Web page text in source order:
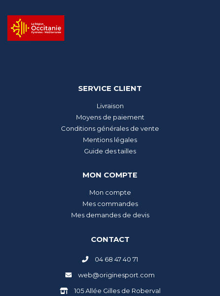
SERVICE CLIENT
Livraison
Moyens de paiement
Conditions générales de vente
Mentions légales
Guide des tailles
MON COMPTE
Mon compte
Mes commandes
Mes demandes de devis
CONTACT
04 68 47 40 71
web@originesport.com
105 Allée Gilles de Roberval